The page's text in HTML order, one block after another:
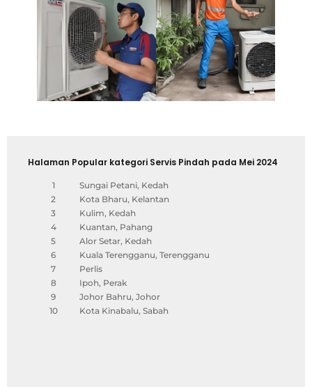
Halaman Popular kategori Servis Pindah pada Mei 2024
1
Sungai Petani, Kedah
2
Kota Bharu, Kelantan
3
Kulim, Kedah
4
Kuantan, Pahang
5
Alor Setar, Kedah
6
Kuala Terengganu, Terengganu
7
Perlis
8
Ipoh, Perak
9
Johor Bahru, Johor
10
Kota Kinabalu, Sabah